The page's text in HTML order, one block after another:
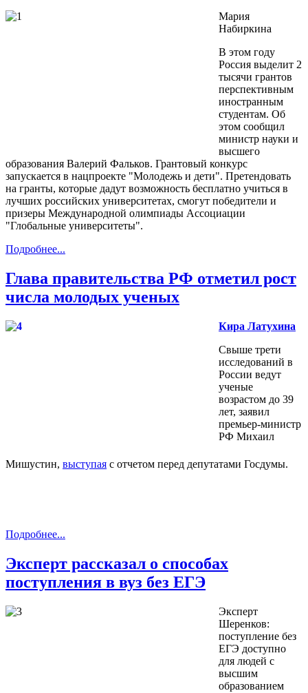
Мария
Набиркина
В этом году
Россия выделит 2
тысячи грантов
перспективным
иностранным
студентам. Об
этом сообщил
министр науки и
высшего
образования Валерий Фальков. Грантовый конкурс
запускается в нацпроекте "Молодежь и дети". Претендовать
на гранты, которые дадут возможность бесплатно учиться в
лучших российских университетах, смогут победители и
призеры Международной олимпиады Ассоциации
"Глобальные университеты".
Подробнее...
Глава правительства РФ отметил рост
числа молодых ученых
Кира Латухина
Свыше трети
исследований в
России ведут
ученые
возрастом до 39
лет, заявил
премьер-министр
РФ Михаил
Мишустин, выступая с отчетом перед депутатами Госдумы.
Подробнее...
Эксперт рассказал о способах
поступления в вуз без ЕГЭ
Эксперт
Шеренков:
поступление без
ЕГЭ доступно
для людей с
высшим
образованием